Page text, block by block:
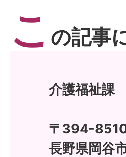
こ の記事
介護福祉課
〒394-
長野県岡谷